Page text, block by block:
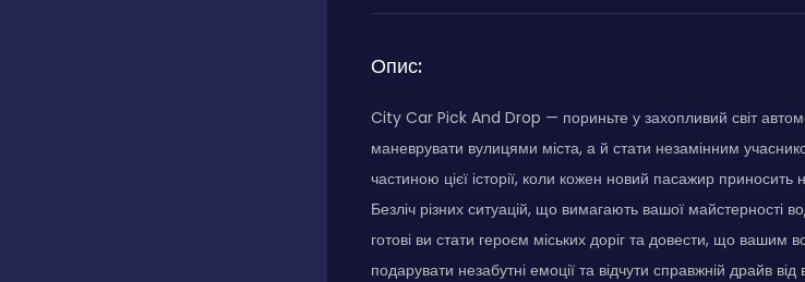
Опис:
City Car Pick And Drop — пориньте у захопливий світ
маневрувати вулицями міста, а й стати незамінним
частиною цієї історії, коли кожен новий пасажир
Безліч різних ситуацій, що вимагають вашої майстерності
готові ви стати героєм міських доріг та довести, що вашим
подарувати незабутні емоції та відчути справжній драйв